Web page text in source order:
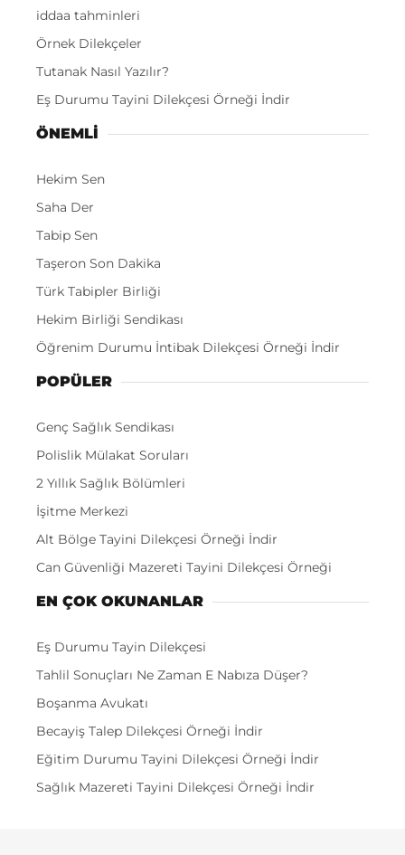
iddaa tahminleri
Örnek Dilekçeler
Tutanak Nasıl Yazılır?
Eş Durumu Tayini Dilekçesi Örneği İndir
ÖNEMLI
Hekim Sen
Saha Der
Tabip Sen
Taşeron Son Dakika
Türk Tabipler Birliği
Hekim Birliği Sendikası
Öğrenim Durumu İntibak Dilekçesi Örneği İndir
POPÜLER
Genç Sağlık Sendikası
Polislik Mülakat Soruları
2 Yıllık Sağlık Bölümleri
İşitme Merkezi
Alt Bölge Tayini Dilekçesi Örneği İndir
Can Güvenliği Mazereti Tayini Dilekçesi Örneği
EN ÇOK OKUNANLAR
Eş Durumu Tayin Dilekçesi
Tahlil Sonuçları Ne Zaman E Nabıza Düşer?
Boşanma Avukatı
Becayiş Talep Dilekçesi Örneği İndir
Eğitim Durumu Tayini Dilekçesi Örneği İndir
Sağlık Mazereti Tayini Dilekçesi Örneği İndir